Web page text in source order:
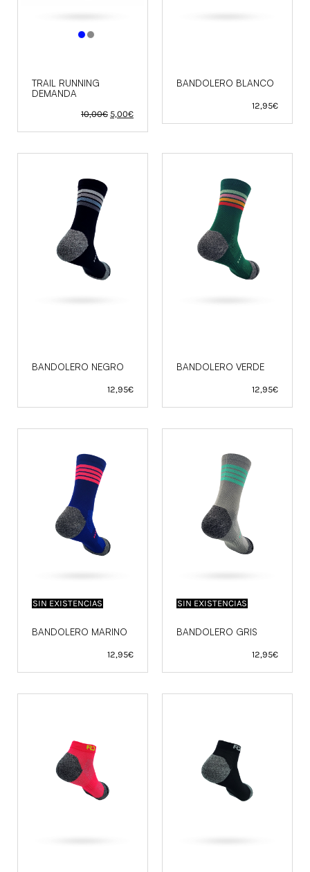
TRAIL RUNNING
DEMANDA
10,00€ precio
era:
5,00€precio
es:
BANDOLERO BLANCO
12,95€
BANDOLERO NEGRO
12,95€
BANDOLERO VERDE
12,95€
SIN EXISTENCIAS
BANDOLERO MARINO
12,95€
SIN EXISTENCIAS
BANDOLERO GRIS
12,95€